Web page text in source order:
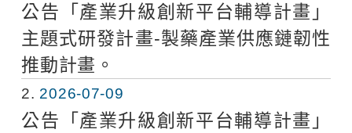
公告「產業升級創新平台輔導計畫」
主題式研發計畫-製藥產業供應鏈韌性
推動計畫。
2 2026-07-09
公告「產業升級創新平台輔導計畫」